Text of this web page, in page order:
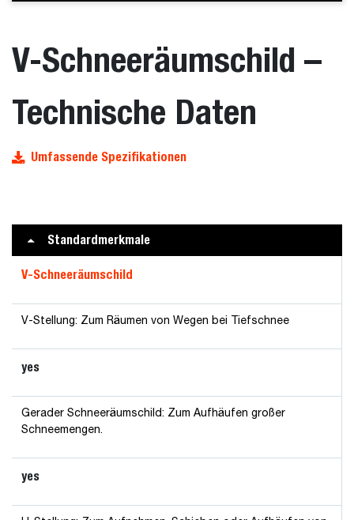
V-Schneeräumschild –
Technische Daten
Umfassende Spezifikationen
Standardmerkmale
V-Schneeräumschild
V-Stellung: Zum Räumen von Wegen bei Tiefschnee
yes
Gerader Schneeräumschild: Zum Aufhäufen großer
Schneemengen.
yes